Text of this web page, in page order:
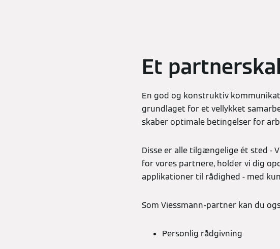
Et
En god og konstruktiv
grundlaget for et vellykket
skaber optimale betingelser for
Disse er alle tilgængelige ét sted -
for vores partnere, holder vi dig
applikationer til rådighed - med
Som Viessmann-partner kan du
Personlig rådgivning